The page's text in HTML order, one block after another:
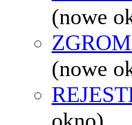
(nowe
(nowe